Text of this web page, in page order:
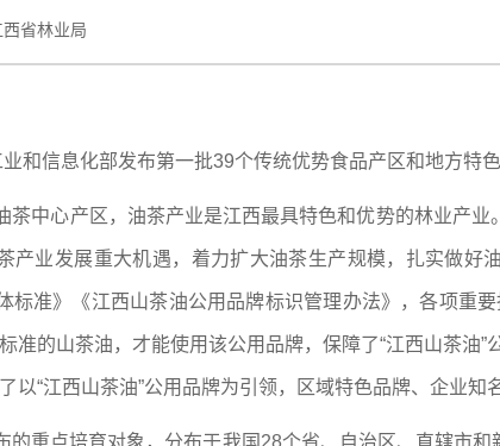
省林业局
和信息化部发布第一批39个传统优势食品产区和地方特
茶中心产区，油茶产业是江西最具特色和优势的林业产
产业发展重大机遇，着力扩大油茶生产规模，扎实做好
标准》《江西山茶油公用品牌标识管理办法》，各项重
准的山茶油，才能使用该公用品牌，保障了“江西山茶油
以“江西山茶油”公用品牌为引领，区域特色品牌、企业知
的重点培育对象，分布于我国28个省、自治区、直辖市